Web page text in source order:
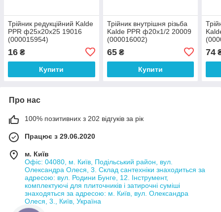
Трійник редукційний Kalde
PPR ф25х20х25 19016
(000015954)
16 ₴
Купити
Трійник внутрішня різьба
Kalde PPR ф20х1/2 20009
(000016002)
65₴
Купити
74
Про нас
100% позитивних з 202 відгуків за рік
Працює з 29.06.2020
м. Київ
Офіс: 04080, м. Київ, Подільський район, вул.
Олександра Олеся, 3. Склад сантехніки знаходиться за
адресою: вул. Родини Бунге, 12. Інструмент,
комплектуючі для плиточників і затирочні суміші
знаходяться за адресою: м. Київ, вул. Олександра
Олеся, 3., Київ, Україна